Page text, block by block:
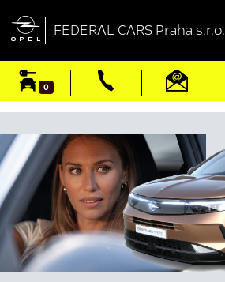
 FEDERAL CARS Praha s.r.o.
0